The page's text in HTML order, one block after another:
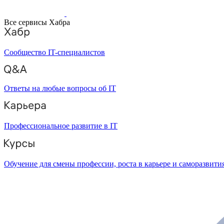
Все сервисы Хабра
Сообщество IT-специалистов
Ответы на любые вопросы об IT
Профессиональное развитие в IT
Обучение для смены профессии, роста в карьере и